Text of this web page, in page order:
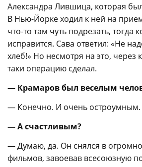
Александра Лившица, которая
В Нью-Йорке ходил к ней на
что-то там чуть подрезать, тогда
исправится. Сава ответил: «Не
хлеб!» Но несмотря на это, через
таки операцию сделал.
— Крамаров был веселым
— Конечно. И очень остроумным.
— А счастливым?
— Думаю, да. Он снялся в
фильмов, завоевав всесоюзную